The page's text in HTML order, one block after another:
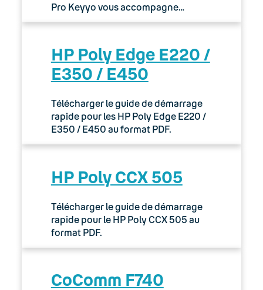
Pro Keyyo vous accompagne…
HP Poly Edge E220 /
E350 / E450
Télécharger le guide de démarrage
rapide pour les HP Poly Edge E220 /
E350 / E450 au format PDF.
HP Poly CCX 505
Télécharger le guide de démarrage
rapide pour le HP Poly CCX 505 au
format PDF.
CoComm F740